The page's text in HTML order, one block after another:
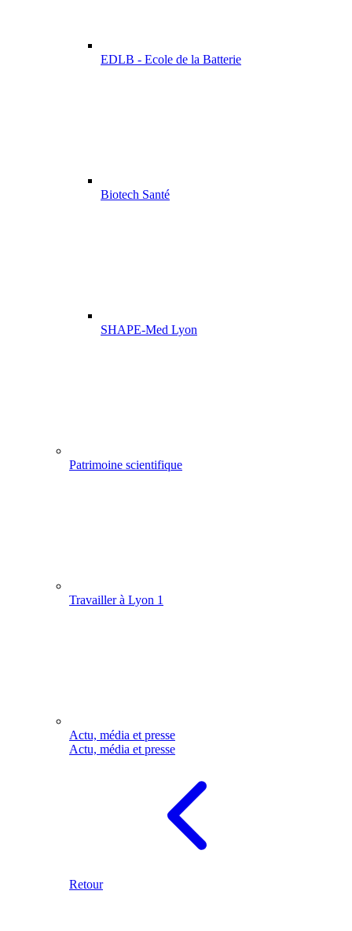
EDLB - Ecole de la Batterie
Biotech Santé
SHAPE-Med Lyon
Patrimoine scientifique
Travailler à Lyon 1
Actu, média et presse
Actu, média et presse
Retour